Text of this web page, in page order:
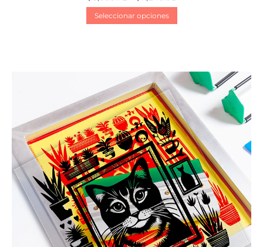
Seleccionar opciones